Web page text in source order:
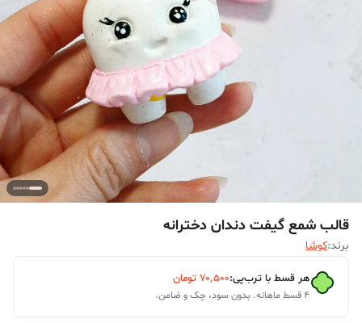
قالب شمع گیفت دندان دخترانه
برند:کوشا
هر قسط با ترب‌پی:۷۰٬۵۰۰ تومان
۴ قسط ماهانه. بدون سود، چک و ضامن.